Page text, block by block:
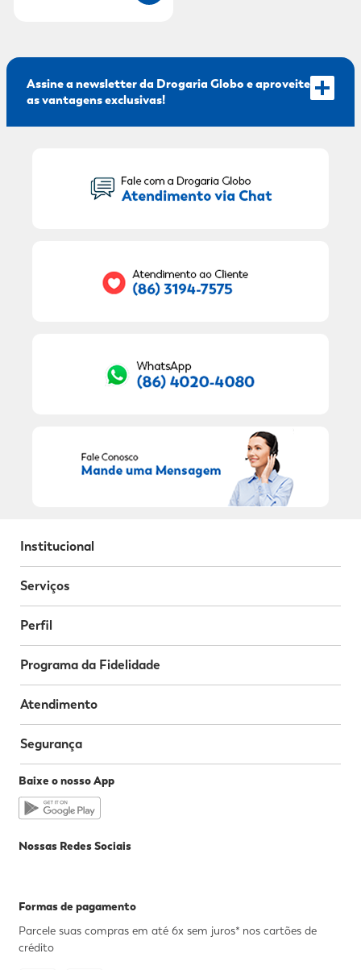
Assine a newsletter da Drogaria Globo e aproveite
as vantagens exclusivas!
Institucional
Serviços
Perfil
Programa da Fidelidade
Atendimento
Segurança
Baixe o nosso App
Nossas Redes Sociais
Formas de pagamento
Parcele suas compras em até 6x sem juros* nos cartões de
crédito